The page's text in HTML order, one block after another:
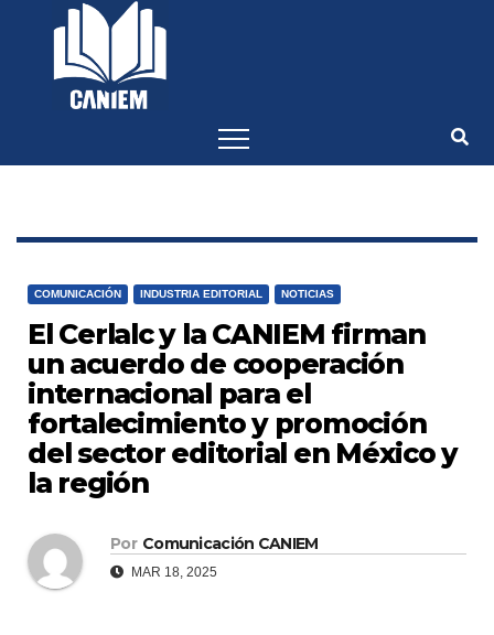
COMUNICACIÓN INDUSTRIA EDITORIAL NOTICIAS
El Cerlalc y la CANIEM firman
un acuerdo de cooperación
internacional para el
fortalecimiento y promoción
del sector editorial en México y
la región
Por Comunicación CANIEM
MAR 18, 2025